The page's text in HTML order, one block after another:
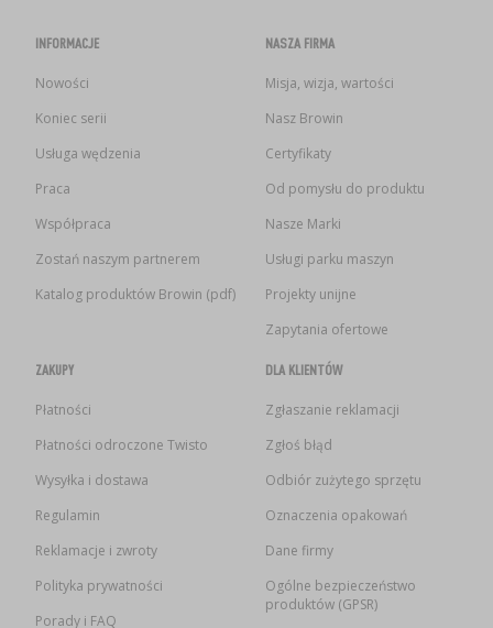
INFORMACJE
Nowości
Koniec serii
Usługa wędzenia
Praca
Współpraca
Zostań naszym partnerem
Katalog produktów Browin (pdf)
NASZA FIRMA
Misja, wizja, wartości
Nasz Browin
Certyfikaty
Od pomysłu do produktu
Nasze Marki
Usługi parku maszyn
Projekty unijne
Zapytania ofertowe
ZAKUPY
Płatności
Płatności odroczone Twisto
Wysyłka i dostawa
Regulamin
Reklamacje i zwroty
Polityka prywatności
Porady i FAQ
DLA KLIENTÓW
Zgłaszanie reklamacji
Zgłoś błąd
Odbiór zużytego sprzętu
Oznaczenia opakowań
Dane firmy
Ogólne bezpieczeństwo
produktów (GPSR)